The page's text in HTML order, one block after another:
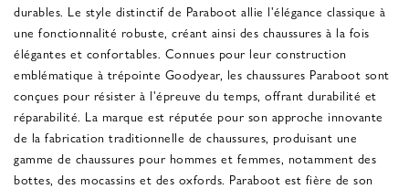
durables. Le style distinctif de Paraboot allie l'élégance classique à
une fonctionnalité robuste, créant ainsi des chaussures à la fois
élégantes et confortables. Connues pour leur construction
emblématique à trépointe Goodyear, les chaussures Paraboot sont
conçues pour résister à l'épreuve du temps, offrant durabilité et
réparabilité. La marque est réputée pour son approche innovante
de la fabrication traditionnelle de chaussures, produisant une
gamme de chaussures pour hommes et femmes, notamment des
bottes, des mocassins et des oxfords. Paraboot est fière de son